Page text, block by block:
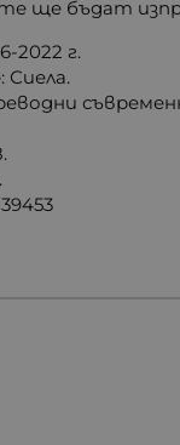
ще бъдат
2022 г.
: Сиела.